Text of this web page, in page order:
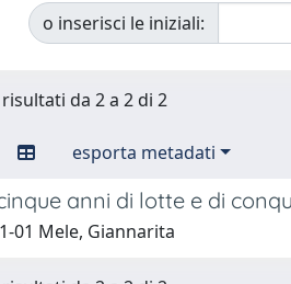
o inserisci le iniziali:
da 2 a 2 di 2
esporta metadati
anni di lotte e di
01 Mele, Giannarita